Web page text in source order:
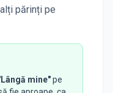
părinți pe
mine"pe